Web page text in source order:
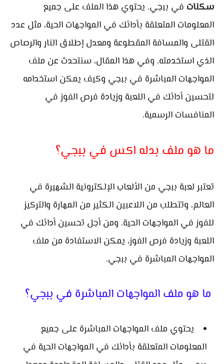
سكنات في ببجي. يحتوي هذا الملف على جميع
المعلومات المتعلقة بأدائك في المواجهات الحية، مثل عدد
القتلى والمسافة المقطوعة ومعدل إطلاق النار والرصاص
الذي استخدمته. وفي هذا المقال، سنتحدث عن ملف
المواجهات المباشرة في ببجي وكيف يمكن استخدامه
لتحسين أدائك في اللعبة وزيادة فرص الفوز في
المنافسات الرسمية.
ما هو ملف بدله اكس في ببجي؟
تعتبر لعبة ببجي من الألعاب الإلكترونية الشهيرة في
العالم، وتتطلب من اللاعبين الكثير من المهارة والتركيز
للفوز في المواجهات الحية. ومن أجل تحسين أدائك في
اللعبة وزيادة فرص الفوز، يمكن الاستفادة من ملف
المواجهات المباشرة في ببجي.
ما هو ملف المواجهات المباشرة في ببجي؟
يحتوي ملف المواجهات المباشرة على جميع
المعلومات المتعلقة بأدائك في المواجهات الحية في